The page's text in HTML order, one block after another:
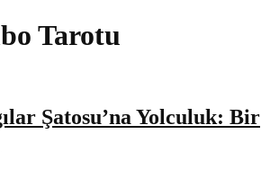
Tarotu
Şatosu’na Yolculuk: Bir